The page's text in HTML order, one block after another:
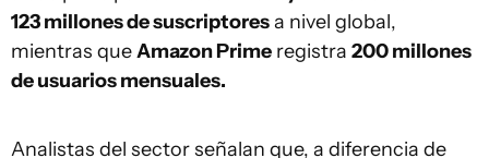
123 millones de suscriptoresa nivel global,
mientras queAmazon Prime registra 200 millones
de usuarios mensuales.
Analistas del sector señalan que, a diferencia de